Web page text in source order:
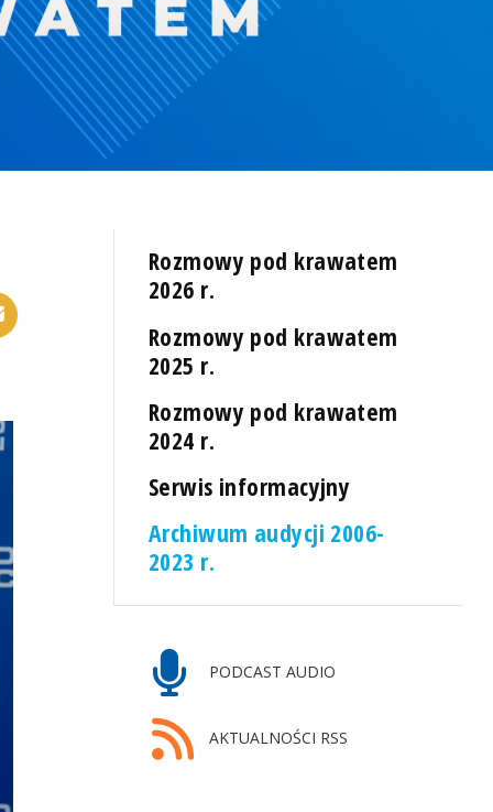
Rozmowy pod krawatem
2026 r.
Rozmowy pod krawatem
2025 r.
Rozmowy pod krawatem
2024 r.
Serwis informacyjny
Archiwum audycji 2006-
2023 r.
PODCAST AUDIO
AKTUALNOŚCI RSS